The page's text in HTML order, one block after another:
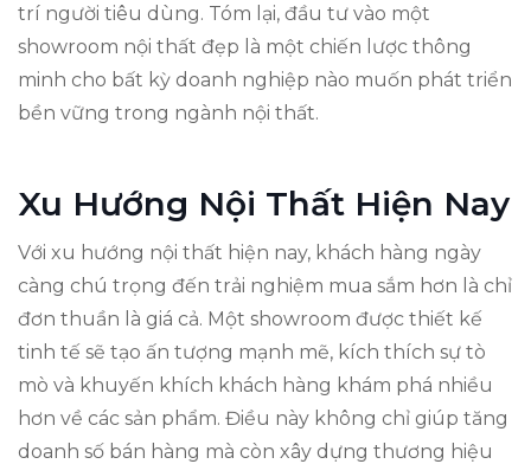
trí người tiêu dùng. Tóm lại, đầu tư vào một
showroom nội thất đẹp là một chiến lược thông
minh cho bất kỳ doanh nghiệp nào muốn phát triển
bền vững trong ngành nội thất.
Xu Hướng Nội Thất Hiện Nay
Với xu hướng nội thất hiện nay, khách hàng ngày
càng chú trọng đến trải nghiệm mua sắm hơn là chỉ
đơn thuần là giá cả. Một showroom được thiết kế
tinh tế sẽ tạo ấn tượng mạnh mẽ, kích thích sự tò
mò và khuyến khích khách hàng khám phá nhiều
hơn về các sản phẩm. Điều này không chỉ giúp tăng
doanh số bán hàng mà còn xây dựng thương hiệu